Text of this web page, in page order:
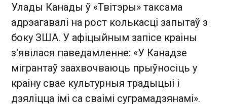
Улады Канады ў «Твітэры» таксама
адрэагавалі на рост колькасці запытаў з
боку ЗША. У афіцыйным запісе краіны
з'явілася паведамленне: «У Канадзе
мігрантаў заахвочваюць прыўносіць у
краіну свае культурныя традыцыі і
дзяліцца імі са сваімі суграмадзянамі».